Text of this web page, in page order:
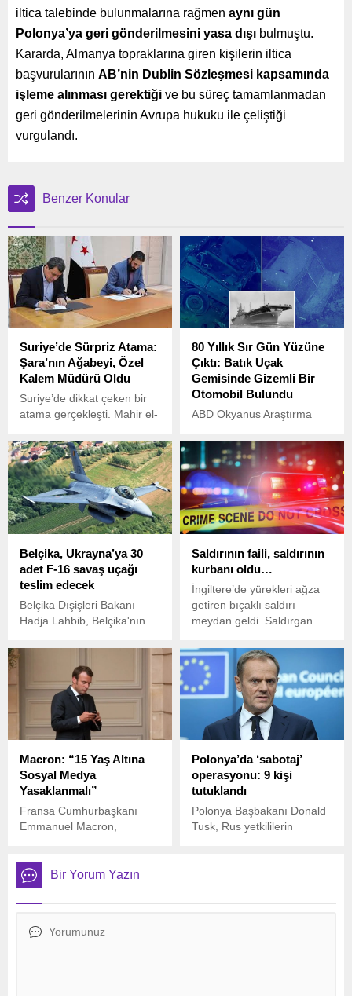
iltica talebinde bulunmalarına rağmen aynı gün
Polonya’ya geri gönderilmesini yasa dışı bulmuştu.
Kararda, Almanya topraklarına giren kişilerin iltica
başvurularının AB’nin Dublin Sözleşmesi kapsamında
işleme alınması gerektiği ve bu süreç tamamlanmadan
geri gönderilmelerinin Avrupa hukuku ile çeliştiği
vurgulandı.
Benzer Konular
Suriye’de Sürpriz Atama:
Şara’nın Ağabeyi, Özel
Kalem Müdürü Oldu
Suriye’de dikkat çeken bir
atama gerçekleşti. Mahir el-
günü Suriye
Cumhurbaşkanlığı Genel
Sekreterliği görevine
getirildi.
80 Yıllık Sır Gün Yüzüne
Çıktı: Batık Uçak
Gemisinde Gizemli Bir
Otomobil Bulundu
ABD Okyanus Araştırma
Nisan 2025 tarihlerinde
gerçekleştirdiği denizaltı
keşif görevinde, II. Dünya
Savaşı’nda batan ünlü uçak
gemisi USS Yorktown’un kıç
güvertesinde şaşırtıcı bir
bir Ford Super Deluxe
Woody.
Belçika, Ukrayna’ya 30
adet F-16 savaş uçağı
teslim edecek
Belçika Dışişleri Bakanı
Hadja Lahbib, Belçika'nın
Ukrayna'ya 30 adet F-16
göndereceğini açıkladı.
Saldırının faili, saldırının
kurbanı oldu…
İngiltere’de yürekleri ağza
getiren bıçaklı saldırı
meydan geldi. Saldırgan
kendini de yaraladı.
Soruşturmanın devam ettiği
saldırıda bilanço üzücü
oldu.
Macron: “15 Yaş Altına
Sosyal Medya
Yasaklanmalı”
Fransa Cumhurbaşkanı
Emmanuel Macron,
açıklamada bulundu.
Polonya’da ‘sabotaj’
operasyonu: 9 kişi
tutuklandı
Polonya Başbakanı Donald
Tusk, Rus yetkililerin
Bir Yorum Yazın